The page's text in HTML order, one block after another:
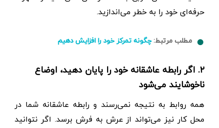
حرفه‌ای خود را به خطر می‌اندازید.
مطلب مرتبط:چگونه تمرکز خود را افزایش دهیم
۲. اگر رابطه عاشقانه خود را پایان دهید، اوضاع
ناخوشایند می‌شود
همه روابط به نتیجه نمی‌رسند و رابطه عاشقانه شما در
محل کار نیز می‌تواند از عرش به فرش برسد. اگر نتوانید